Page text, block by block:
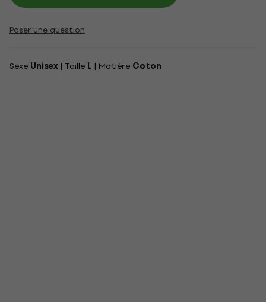
Poser une question
Sexe Unisex | Taille L | Matière Coton